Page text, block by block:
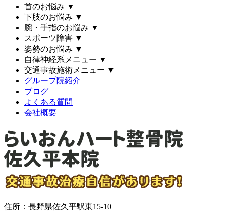
首のお悩み ▼
下肢のお悩み ▼
腕・手指のお悩み ▼
スポーツ障害 ▼
姿勢のお悩み ▼
自律神経系メニュー ▼
交通事故施術メニュー ▼
グループ院紹介
ブログ
よくある質問
会社概要
住所：長野県佐久平駅東15-10